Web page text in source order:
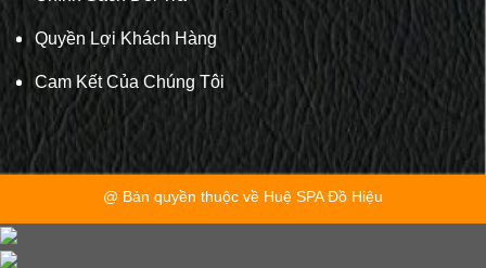
Quyền Lợi Khách Hàng
Cam Kết Của Chúng Tôi
@ Bản quyền thuộc về Huệ SPA Đồ Hiệu